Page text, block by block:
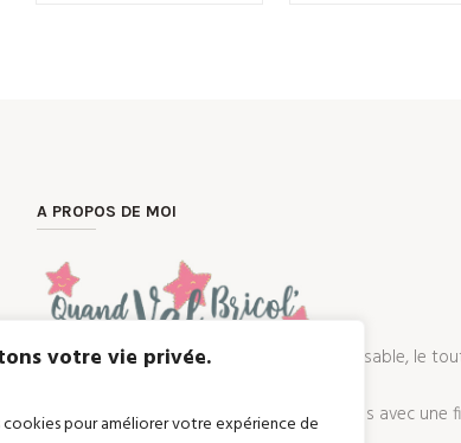
votre vie privée.
cookies pour améliorer votre expérience de
A PROPOS DE MOI
Une envie, un cadeau unique et personnalisable, le
Vous êtes à la recherche d’articles en tissus avec une